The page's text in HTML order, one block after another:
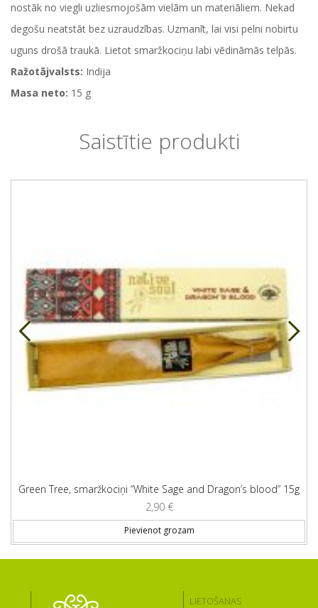
nostāk no viegli uzliesmojošām vielām un materiāliem. Nekad
degošu neatstāt bez uzraudzības. Uzmanīt, lai visi pelni nobirtu
uguns drošā traukā. Lietot smaržkociņu labi vēdināmās telpās.
Ražotājvalsts: Indija
Masa neto: 15 g
Saistītie produkti
Green Tree, smaržkociņi “White Sage and Dragon’s blood” 15g
2,90 €
Pievienot grozam
LIETOŠANAS